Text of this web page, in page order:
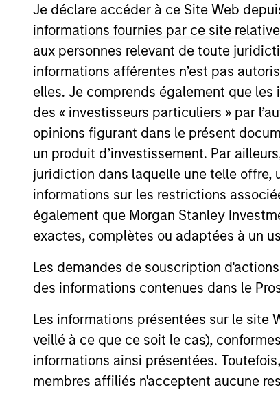
Je déclare accéder à ce Site Web
informations fournies par ce site
aux personnes relevant de toute
informations afférentes n’est pas
elles. Je comprends également que
des « investisseurs particuliers » par
opinions figurant dans le présent
un produit d’investissement. Par
juridiction dans laquelle une telle offre,
informations sur les restrictions
également que Morgan Stanley
exactes, complètes ou adaptées à un
Les demandes de souscription
des informations contenues dans le
Les informations présentées sur le site
veillé à ce que ce soit le cas),
informations ainsi présentées.
membres affiliés n'acceptent aucune
operations in both the private and
from the University of North
Team Insights
2025 Stewardship Report
Calvert's engagement team discusses
engagement & proxy voting activities
aim to drive positive change on
material sustainability topics.